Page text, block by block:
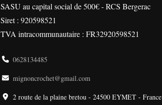
SASU au capital social de 500€ - RCS Bergerac
Siret : 920598521
TVA intracommunautaire : FR32920598521
0628134485
mignoncrochet@gmail.com
2 route de la plaine bretou - 24500 EYMET - France